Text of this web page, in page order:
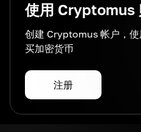
使用 Cryptomus
创建 Cryptomus 帐户，
买加密货币
注册